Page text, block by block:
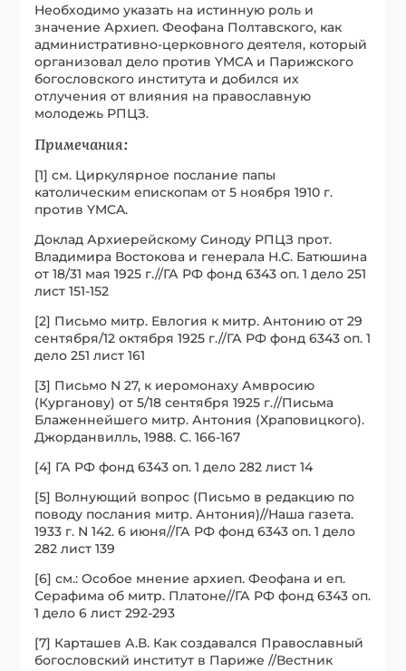
Необходимо указать на истинную роль и
значение Архиеп. Феофана Полтавского, как
административно-церковного деятеля, который
организовал дело против YMCA и Парижского
богословского института и добился их
отлучения от влияния на православную
молодежь РПЦЗ.
Примечания:
[1] см. Циркулярное послание папы
католическим епископам от 5 ноября 1910 г.
против YMCA.
Доклад Архиерейскому Синоду РПЦЗ прот.
Владимира Востокова и генерала Н.С. Батюшина
от 18/31 мая 1925 г.//ГА РФ фонд 6343 оп. 1 дело 251
лист 151-152
[2] Письмо митр. Евлогия к митр. Антонию от 29
сентября/12 октября 1925 г.//ГА РФ фонд 6343 оп. 1
дело 251 лист 161
[3] Письмо N 27, к иеромонаху Амвросию
(Курганову) от 5/18 сентября 1925 г.//Письма
Блаженнейшего митр. Антония (Храповицкого).
Джорданвилль, 1988. С. 166-167
[4] ГА РФ фонд 6343 оп. 1 дело 282 лист 14
[5] Волнующий вопрос (Письмо в редакцию по
поводу послания митр. Антония)//Наша газета.
1933 г. N 142. 6 июня//ГА РФ фонд 6343 оп. 1 дело
282 лист 139
[6] см.: Особое мнение архиеп. Феофана и еп.
Серафима об митр. Платоне//ГА РФ фонд 6343 оп.
1 дело 6 лист 292-293
[7] Карташев А.В. Как создавался Православный
богословский институт в Париже //Вестник